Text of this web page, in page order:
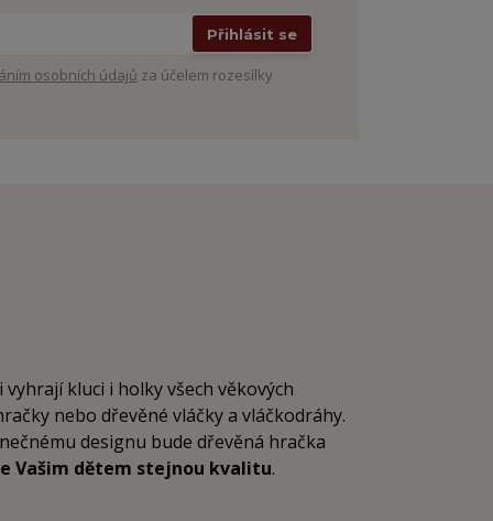
Přihlásit se
osobních údajů za účelem rozesílky
vyhrají kluci i holky všech věkových
nebo dřevěné vláčky a vláčkodráhy.
designu bude dřevěná hračka
Vašim dětem stejnou kvalitu.